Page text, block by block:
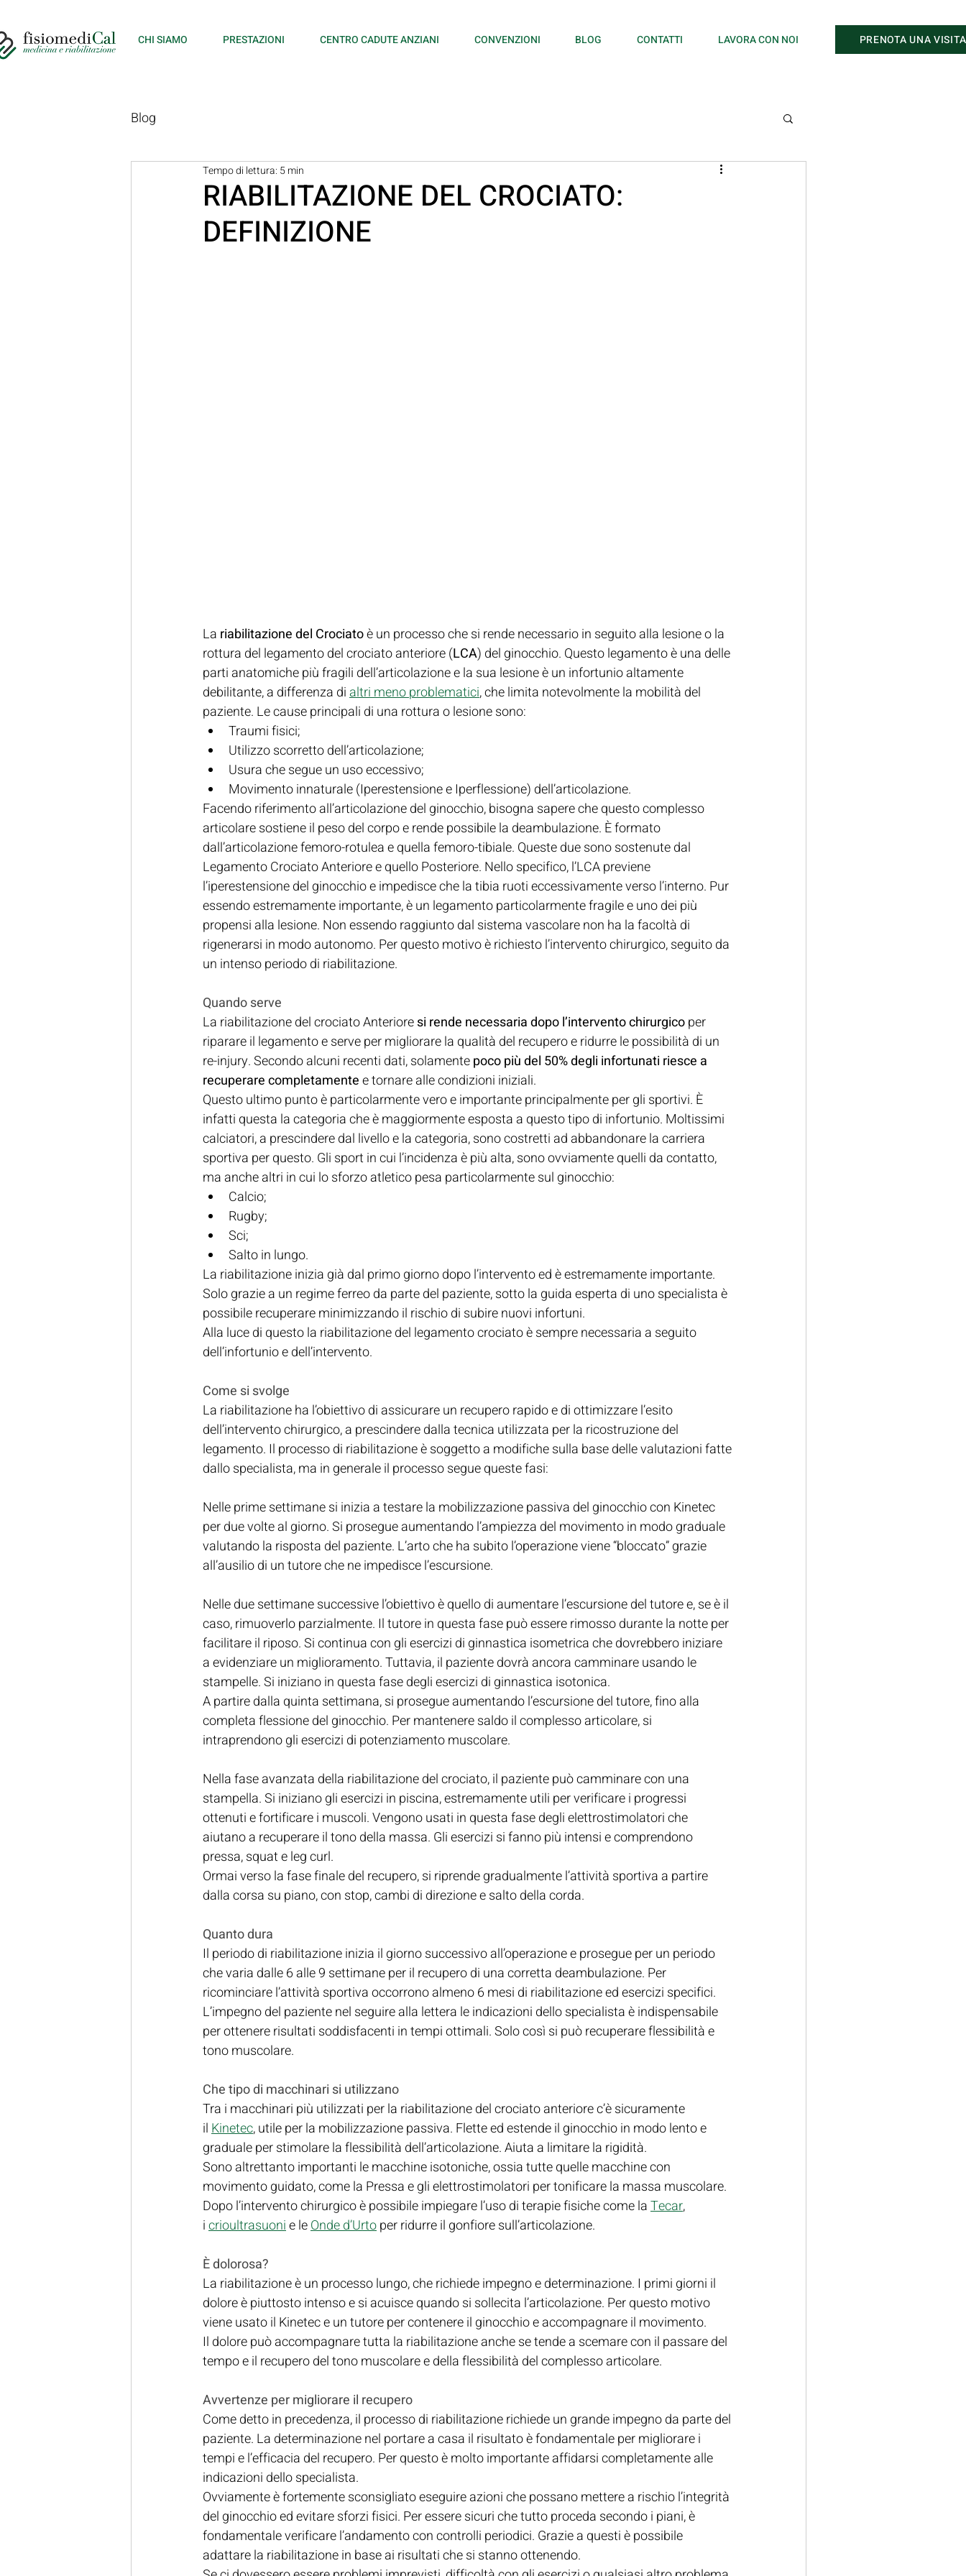
CHI SIAMO PRESTAZIONI CENTRO CADUTE ANZIANI CONVENZIONI BLOG CONTATTI LAVORA CON NOI PRENOTA UNA VISITA
Blog
RIABILITAZIONE DEL CROCIATO:
DEFINIZIONE
Tempo di lettura: 5 min
La riabilitazione del Crociato è un processo che si rende necessario in seguito alla lesione o la
rottura del legamento del crociato anteriore (LCA) del ginocchio. Questo legamento è una delle
parti anatomiche più fragili dell’articolazione e la sua lesione è un infortunio altamente
debilitante, a differenza di altri meno problematici, che limita notevolmente la mobilità del
paziente. Le cause principali di una rottura o lesione sono:
Traumi fisici;
Utilizzo scorretto dell’articolazione;
Usura che segue un uso eccessivo;
Movimento innaturale (Iperestensione e Iperflessione) dell’articolazione.
Facendo riferimento all’articolazione del ginocchio, bisogna sapere che questo complesso
articolare sostiene il peso del corpo e rende possibile la deambulazione. È formato
dall’articolazione femoro-rotulea e quella femoro-tibiale. Queste due sono sostenute dal
Legamento Crociato Anteriore e quello Posteriore. Nello specifico, l’LCA previene
l’iperestensione del ginocchio e impedisce che la tibia ruoti eccessivamente verso l’interno. Pur
essendo estremamente importante, è un legamento particolarmente fragile e uno dei più
propensi alla lesione. Non essendo raggiunto dal sistema vascolare non ha la facoltà di
rigenerarsi in modo autonomo. Per questo motivo è richiesto l’intervento chirurgico, seguito da
un intenso periodo di riabilitazione.
Quando serve
La riabilitazione del crociato Anteriore si rende necessaria dopo l’intervento chirurgico per
riparare il legamento e serve per migliorare la qualità del recupero e ridurre le possibilità di un
re-injury. Secondo alcuni recenti dati, solamente poco più del 50% degli infortunati riesce a
recuperare completamente e tornare alle condizioni iniziali.
Questo ultimo punto è particolarmente vero e importante principalmente per gli sportivi. È
infatti questa la categoria che è maggiormente esposta a questo tipo di infortunio. Moltissimi
calciatori, a prescindere dal livello e la categoria, sono costretti ad abbandonare la carriera
sportiva per questo. Gli sport in cui l’incidenza è più alta, sono ovviamente quelli da contatto,
ma anche altri in cui lo sforzo atletico pesa particolarmente sul ginocchio:
Calcio;
Rugby;
Sci;
Salto in lungo.
La riabilitazione inizia già dal primo giorno dopo l’intervento ed è estremamente importante.
Solo grazie a un regime ferreo da parte del paziente, sotto la guida esperta di uno specialista è
possibile recuperare minimizzando il rischio di subire nuovi infortuni.
Alla luce di questo la riabilitazione del legamento crociato è sempre necessaria a seguito
dell’infortunio e dell’intervento.
Come si svolge
La riabilitazione ha l’obiettivo di assicurare un recupero rapido e di ottimizzare l’esito
dell’intervento chirurgico, a prescindere dalla tecnica utilizzata per la ricostruzione del
legamento. Il processo di riabilitazione è soggetto a modifiche sulla base delle valutazioni fatte
dallo specialista, ma in generale il processo segue queste fasi:
Nelle prime settimane si inizia a testare la mobilizzazione passiva del ginocchio con Kinetec
per due volte al giorno. Si prosegue aumentando l’ampiezza del movimento in modo graduale
valutando la risposta del paziente. L’arto che ha subito l’operazione viene “bloccato” grazie
all’ausilio di un tutore che ne impedisce l’escursione.
Nelle due settimane successive l’obiettivo è quello di aumentare l’escursione del tutore e, se è il
caso, rimuoverlo parzialmente. Il tutore in questa fase può essere rimosso durante la notte per
facilitare il riposo. Si continua con gli esercizi di ginnastica isometrica che dovrebbero iniziare
a evidenziare un miglioramento. Tuttavia, il paziente dovrà ancora camminare usando le
stampelle. Si iniziano in questa fase degli esercizi di ginnastica isotonica.
A partire dalla quinta settimana, si prosegue aumentando l’escursione del tutore, fino alla
completa flessione del ginocchio. Per mantenere saldo il complesso articolare, si
intraprendono gli esercizi di potenziamento muscolare.
Nella fase avanzata della riabilitazione del crociato, il paziente può camminare con una
stampella. Si iniziano gli esercizi in piscina, estremamente utili per verificare i progressi
ottenuti e fortificare i muscoli. Vengono usati in questa fase degli elettrostimolatori che
aiutano a recuperare il tono della massa. Gli esercizi si fanno più intensi e comprendono
pressa, squat e leg curl.
Ormai verso la fase finale del recupero, si riprende gradualmente l’attività sportiva a partire
dalla corsa su piano, con stop, cambi di direzione e salto della corda.
Quanto dura
Il periodo di riabilitazione inizia il giorno successivo all’operazione e prosegue per un periodo
che varia dalle 6 alle 9 settimane per il recupero di una corretta deambulazione. Per
ricominciare l’attività sportiva occorrono almeno 6 mesi di riabilitazione ed esercizi specifici.
L’impegno del paziente nel seguire alla lettera le indicazioni dello specialista è indispensabile
per ottenere risultati soddisfacenti in tempi ottimali. Solo così si può recuperare flessibilità e
tono muscolare.
Che tipo di macchinari si utilizzano
Tra i macchinari più utilizzati per la riabilitazione del crociato anteriore c’è sicuramente
il Kinetec, utile per la mobilizzazione passiva. Flette ed estende il ginocchio in modo lento e
graduale per stimolare la flessibilità dell’articolazione. Aiuta a limitare la rigidità.
Sono altrettanto importanti le macchine isotoniche, ossia tutte quelle macchine con
movimento guidato, come la Pressa e gli elettrostimolatori per tonificare la massa muscolare.
Dopo l’intervento chirurgico è possibile impiegare l’uso di terapie fisiche come la Tecar,
i crioultrasuoni e le Onde d’Urto per ridurre il gonfiore sull’articolazione.
È dolorosa?
La riabilitazione è un processo lungo, che richiede impegno e determinazione. I primi giorni il
dolore è piuttosto intenso e si acuisce quando si sollecita l’articolazione. Per questo motivo
viene usato il Kinetec e un tutore per contenere il ginocchio e accompagnare il movimento.
Il dolore può accompagnare tutta la riabilitazione anche se tende a scemare con il passare del
tempo e il recupero del tono muscolare e della flessibilità del complesso articolare.
Avvertenze per migliorare il recupero
Come detto in precedenza, il processo di riabilitazione richiede un grande impegno da parte del
paziente. La determinazione nel portare a casa il risultato è fondamentale per migliorare i
tempi e l’efficacia del recupero. Per questo è molto importante affidarsi completamente alle
indicazioni dello specialista.
Ovviamente è fortemente sconsigliato eseguire azioni che possano mettere a rischio l’integrità
del ginocchio ed evitare sforzi fisici. Per essere sicuri che tutto proceda secondo i piani, è
fondamentale verificare l’andamento con controlli periodici. Grazie a questi è possibile
adattare la riabilitazione in base ai risultati che si stanno ottenendo.